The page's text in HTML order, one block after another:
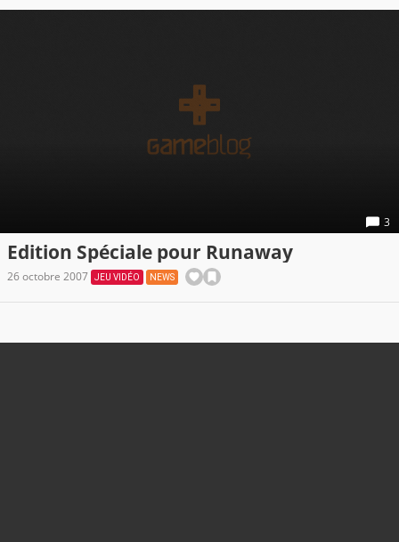
3
Edition Spéciale pour Runaway
26 octobre 2007 JEU VIDÉO NEWS